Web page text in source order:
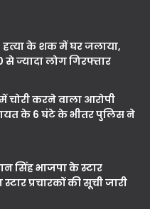
हत्या के शक में घर जलाया,
ज्यादा लोग गिरफ्तार
चोरी करने वाला आरोपी
के 6 घंटे के भीतर पुलिस ने
सिंह भाजपा के स्टार
प्रचारकों की सूची जारी